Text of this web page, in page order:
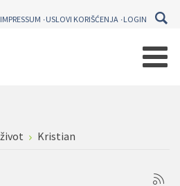
IMPRESSUM USLOVI KORIŠĆENJA LOGIN
Kristian